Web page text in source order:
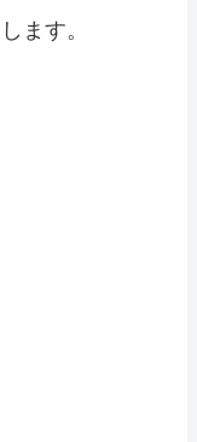
ます。